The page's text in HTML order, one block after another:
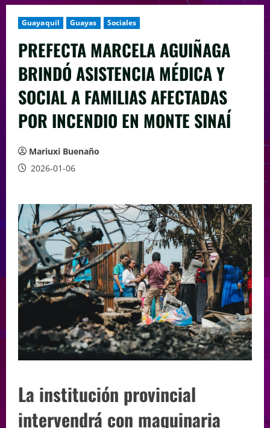
Guayaquil Guayas Sociales
PREFECTA MARCELA AGUIÑAGA
BRINDÓ ASISTENCIA MÉDICA Y
SOCIAL A FAMILIAS AFECTADAS
POR INCENDIO EN MONTE SINAÍ
Mariuxi Buenaño
2026-01-06
La institución provincial
intervendrá con maquinaria